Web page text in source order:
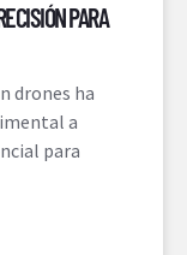
PARA
drones ha
a
para